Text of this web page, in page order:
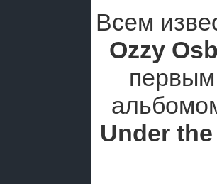
Всем
Ozzy
Under